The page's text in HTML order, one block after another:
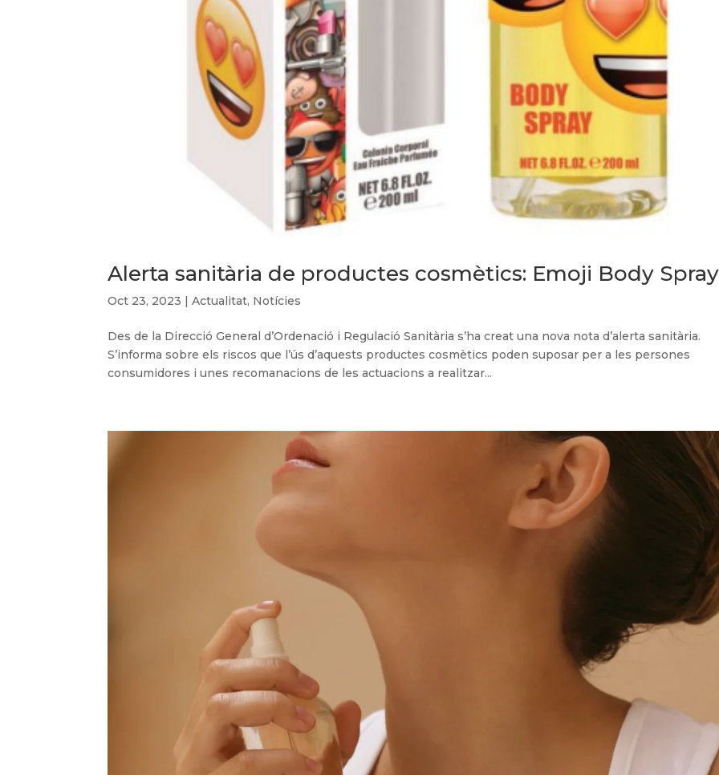
Alerta sanitària de productes cosmètics: Emoji Body Spray
Oct 23, 2023 |Actualitat, Notícies
Des de la Direcció General d’Ordenació i Regulació Sanitària s’ha creat una nova nota d’alerta sanitària.
S’informa sobre els riscos que l’ús d’aquests productes cosmètics poden suposar per a les persones
consumidores i unes recomanacions de les actuacions a realitzar...